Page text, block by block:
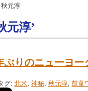
秋元淳
元淳’
ぶりのニューヨ
グ: 北米, 神秘, 秋元淳, 鼓童